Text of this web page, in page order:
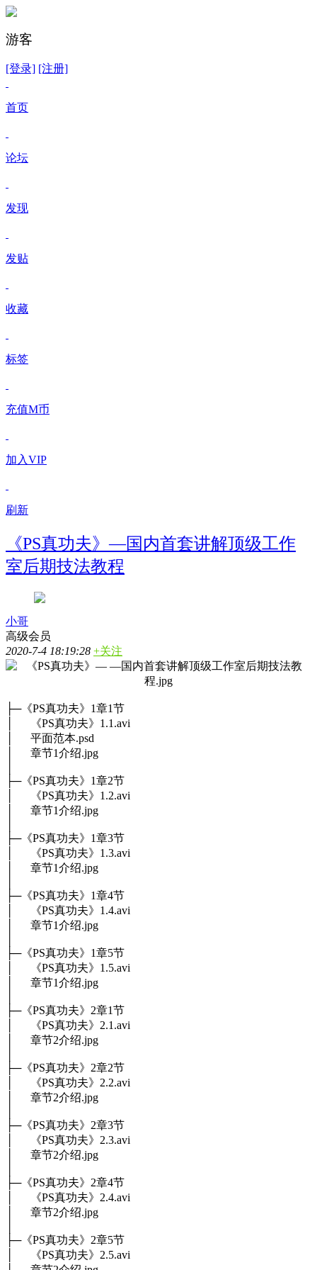
游客
[登录] [注册]
首页
论坛
发现
发贴
收藏
标签
充值M币
加入VIP
刷新
《PS真功夫》—国内首套讲解顶级工作
室后期技法教程
小哥
高级会员
2020-7-4 18:19:28 +关注
├─《PS真功夫》1章1节
│ 《PS真功夫》1.1.avi
│ 平面范本.psd
│ 章节1介绍.jpg
├─《PS真功夫》1章2节
│ 《PS真功夫》1.2.avi
│ 章节1介绍.jpg
├─《PS真功夫》1章3节
│ 《PS真功夫》1.3.avi
│ 章节1介绍.jpg
├─《PS真功夫》1章4节
│ 《PS真功夫》1.4.avi
│ 章节1介绍.jpg
├─《PS真功夫》1章5节
│ 《PS真功夫》1.5.avi
│ 章节1介绍.jpg
├─《PS真功夫》2章1节
│ 《PS真功夫》2.1.avi
│ 章节2介绍.jpg
├─《PS真功夫》2章2节
│ 《PS真功夫》2.2.avi
│ 章节2介绍.jpg
├─《PS真功夫》2章3节
│ 《PS真功夫》2.3.avi
│ 章节2介绍.jpg
├─《PS真功夫》2章4节
│ 《PS真功夫》2.4.avi
│ 章节2介绍.jpg
├─《PS真功夫》2章5节
│ 《PS真功夫》2.5.avi